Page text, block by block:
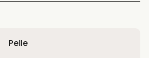
Pelle